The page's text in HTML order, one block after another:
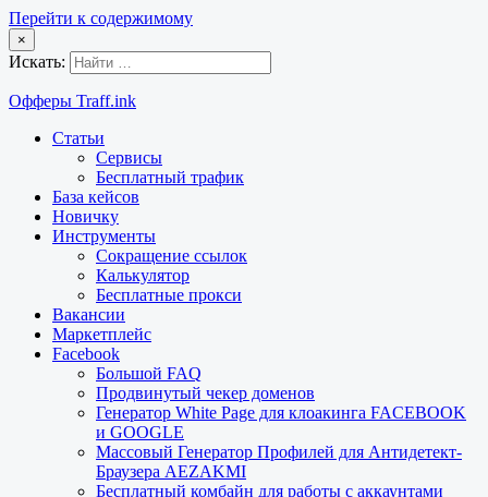
Перейти к содержимому
×
Искать:
Офферы Traff.ink
Статьи
Сервисы
Бесплатный трафик
База кейсов
Новичку
Инструменты
Сокращение ссылок
Калькулятор
Бесплатные прокси
Вакансии
Маркетплейс
Facebook
Большой FAQ
Продвинутый чекер доменов
Генератор White Page для клоакинга FACEBOOK
и GOOGLE
Массовый Генератор Профилей для Антидетект-
Браузера AEZAKMI
Бесплатный комбайн для работы с аккаунтами